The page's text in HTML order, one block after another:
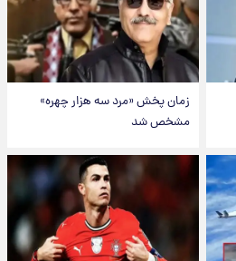
زمان پخش «مرد سه هزار چهره»
مشخص شد